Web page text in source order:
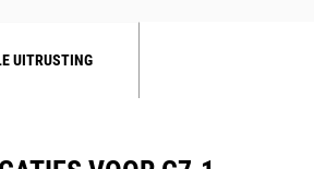
UITRUSTING